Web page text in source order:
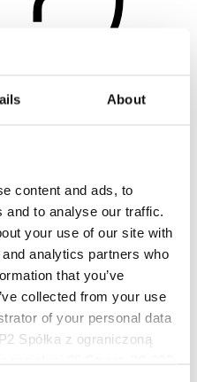
About
content and ads, to
and to analyse our traffic.
your use of our site with
analytics partners who
that you’ve
collected from your use
of your personal data
Spółka z ograniczoną
ir garantijos
ir inspiracijos